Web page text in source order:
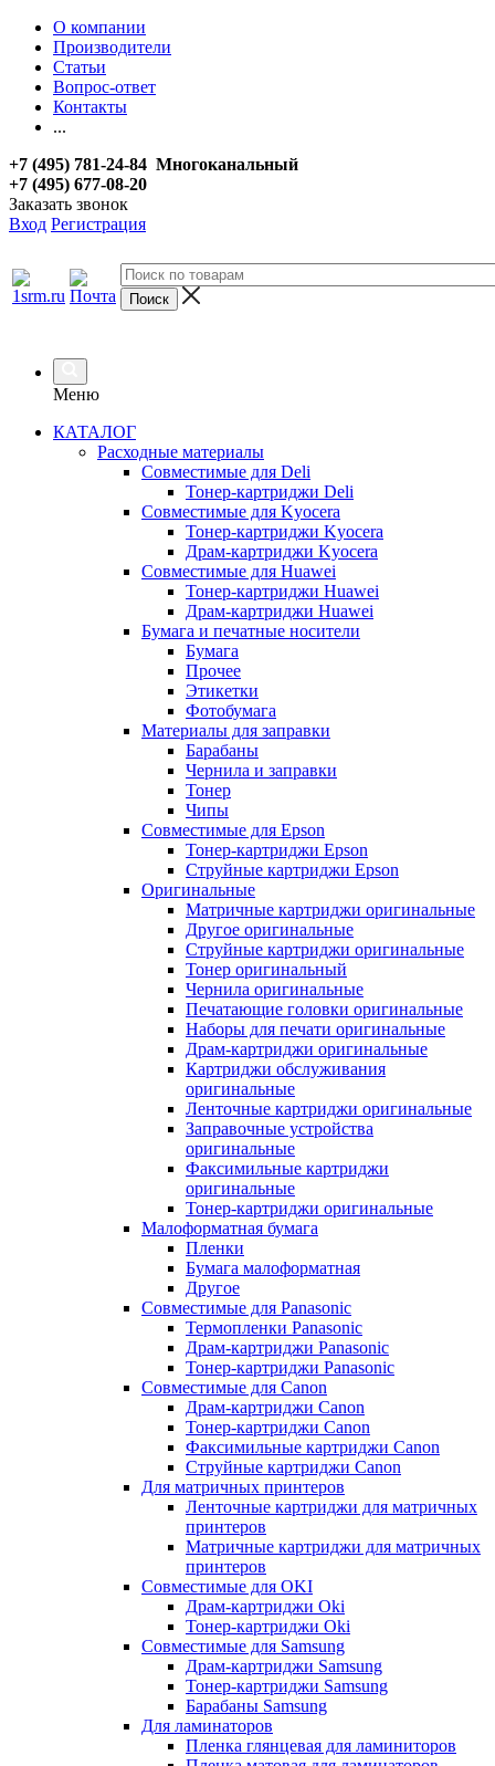
О компании
Производители
Статьи
Вопрос-ответ
Контакты
...
+7 (495) 781-24-84 Многоканальный
+7 (495) 677-08-20
Заказать звонок
Вход Регистрация
Меню
КАТАЛОГ
Расходные материалы
Совместимые для Deli
Тонер-картриджи Deli
Совместимые для Kyocera
Тонер-картриджи Kyocera
Драм-картриджи Kyocera
Совместимые для Huawei
Тонер-картриджи Huawei
Драм-картриджи Huawei
Бумага и печатные носители
Бумага
Прочее
Этикетки
Фотобумага
Материалы для заправки
Барабаны
Чернила и заправки
Тонер
Чипы
Совместимые для Epson
Тонер-картриджи Epson
Струйные картриджи Epson
Оригинальные
Матричные картриджи оригинальные
Другое оригинальные
Струйные картриджи оригинальные
Тонер оригинальный
Чернила оригинальные
Печатающие головки оригинальные
Наборы для печати оригинальные
Драм-картриджи оригинальные
Картриджи обслуживания
оригинальные
Ленточные картриджи оригинальные
Заправочные устройства
оригинальные
Факсимильные картриджи
оригинальные
Тонер-картриджи оригинальные
Малоформатная бумага
Пленки
Бумага малоформатная
Другое
Совместимые для Panasonic
Термопленки Panasonic
Драм-картриджи Panasonic
Тонер-картриджи Panasonic
Совместимые для Canon
Драм-картриджи Canon
Тонер-картриджи Canon
Факсимильные картриджи Canon
Струйные картриджи Canon
Для матричных принтеров
Ленточные картриджи для матричных
принтеров
Матричные картриджи для матричных
принтеров
Совместимые для OKI
Драм-картриджи Oki
Тонер-картриджи Oki
Совместимые для Samsung
Драм-картриджи Samsung
Тонер-картриджи Samsung
Барабаны Samsung
Для ламинаторов
Пленка глянцевая для ламиниторов